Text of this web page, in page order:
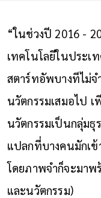
“ในช่วงปี 2016 -
เทคโนโลยีในประเ
สตาร์ทอัพบางทีไม่จ
นวัตกรรมเสมอไป
นวัตกรรมเป็นกลุ่มธุ
แปลกที่บางคนมักเข้
โดยภาพจำก็จะมาพ
และนวัตกรรม)